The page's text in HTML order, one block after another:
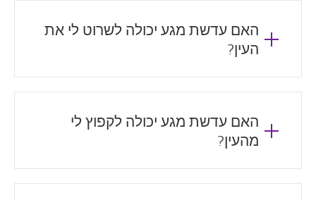
האם עדשת מגע יכולה לשרוט לי את
העין?
האם עדשת מגע יכולה לקפוץ לי
מהעין?